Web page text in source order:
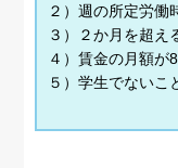
２）週の所定労働
３）２か月を超え
４）賃金の月額が
５）学生でないこ